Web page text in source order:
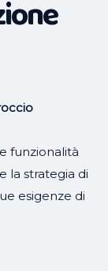
funzionalità
la strategia di
esigenze di